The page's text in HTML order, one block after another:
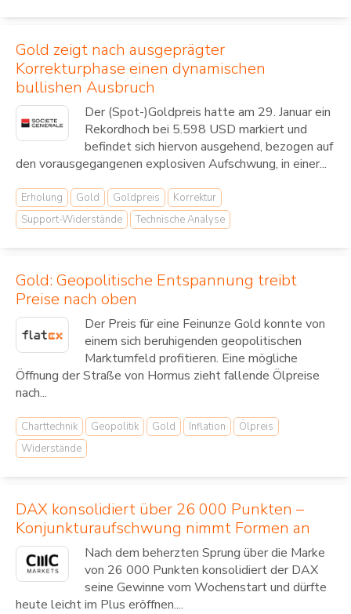
Gold zeigt nach ausgeprägter
Korrekturphase einen dynamischen
bullishen Ausbruch
Der (Spot-)Goldpreis hatte am 29. Januar ein
Rekordhoch bei 5.598 USD markiert und
befindet sich hiervon ausgehend, bezogen auf
den vorausgegangenen explosiven Aufschwung, in einer...
Erholung Gold Goldpreis
Korrektur
Support-Widerstände
Technische Analyse
Gold: Geopolitische Entspannung treibt
Preise nach oben
Der Preis für eine Feinunze Gold konnte von
einem sich beruhigenden geopolitischen
Marktumfeld profitieren. Eine mögliche
Öffnung der Straße von Hormus zieht fallende Ölpreise
nach...
Charttechnik Geopolitik Gold Inflation
Ölpreis
Widerstände
DAX konsolidiert über 26 000 Punkten –
Konjunkturaufschwung nimmt Formen an
Nach dem beherzten Sprung über die Marke
von 26 000 Punkten konsolidiert der DAX
seine Gewinne vom Wochenstart und dürfte
heute leicht im Plus eröffnen....